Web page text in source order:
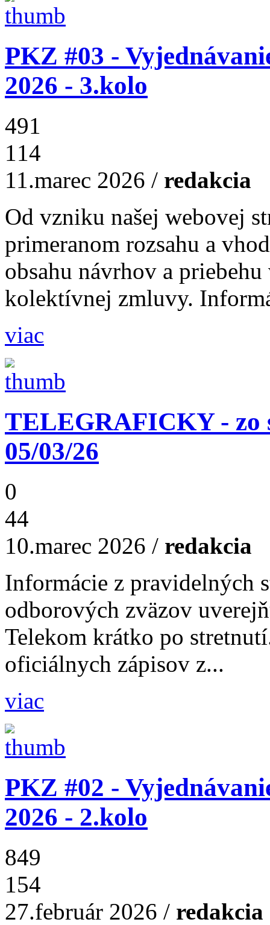
PKZ #03 -
2026 - 3.kolo
491
114
11.marec 2026 / redakcia
Od vzniku našej webovej
primeranom rozsahu a
obsahu návrhov a
kolektívnej zmluvy.
viac
TELEGRAFICKY - zo
05/03/26
0
44
10.marec 2026 / redakcia
Informácie z pravidelných
odborových zväzov
Telekom krátko po
oficiálnych zápisov z...
viac
PKZ #02 -
2026 - 2.kolo
849
154
27.február 2026 / redakcia